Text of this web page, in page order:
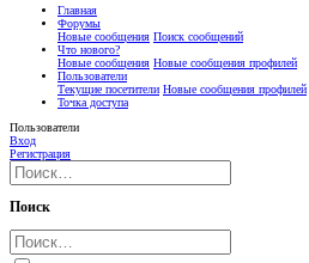
Главная
Форумы
Новые сообщения Поиск сообщений
Что нового?
Новые сообщения Новые сообщения профилей
Пользователи
Текущие посетители Новые сообщения профилей
Точка доступа
Пользователи
Вход
Регистрация
Поиск